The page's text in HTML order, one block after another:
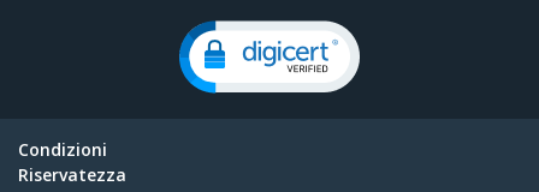
Condizioni
Riservatezza